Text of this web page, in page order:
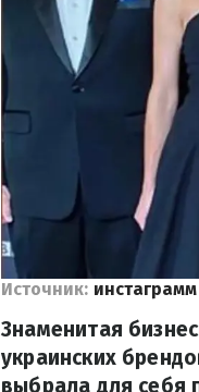
Источник:
Знаменитая
украинских
выбрала для себя